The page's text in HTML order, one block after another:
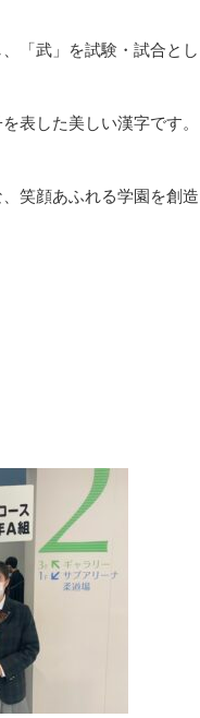
「武」を試験・試合とし
表した美しい漢字です。
笑顔あふれる学園を創造